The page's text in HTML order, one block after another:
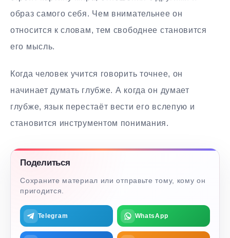
образ самого себя. Чем внимательнее он
относится к словам, тем свободнее становится
его мысль.
Когда человек учится говорить точнее, он
начинает думать глубже. А когда он думает
глубже, язык перестаёт вести его вслепую и
становится инструментом понимания.
Поделиться
Сохраните материал или отправьте тому, кому он
пригодится.
Telegram WhatsApp